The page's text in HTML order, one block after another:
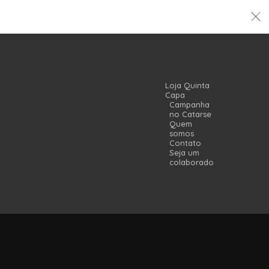
Loja Quinta
Capa
Campanha
no Catarse
Quem
somos
Contato
Seja um
colaborador